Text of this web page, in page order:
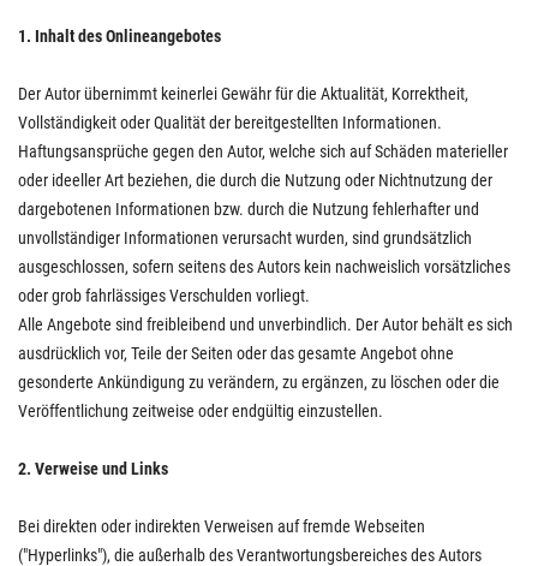
1. Inhalt des Onlineangebotes
Der Autor übernimmt keinerlei Gewähr für die Aktualität, Korrektheit,
Vollständigkeit oder Qualität der bereitgestellten Informationen.
Haftungsansprüche gegen den Autor, welche sich auf Schäden materieller
oder ideeller Art beziehen, die durch die Nutzung oder Nichtnutzung der
dargebotenen Informationen bzw. durch die Nutzung fehlerhafter und
unvollständiger Informationen verursacht wurden, sind grundsätzlich
ausgeschlossen, sofern seitens des Autors kein nachweislich vorsätzliches
oder grob fahrlässiges Verschulden vorliegt.
Alle Angebote sind freibleibend und unverbindlich. Der Autor behält es sich
ausdrücklich vor, Teile der Seiten oder das gesamte Angebot ohne
gesonderte Ankündigung zu verändern, zu ergänzen, zu löschen oder die
Veröffentlichung zeitweise oder endgültig einzustellen.
2. Verweise und Links
Bei direkten oder indirekten Verweisen auf fremde Webseiten
("Hyperlinks"), die außerhalb des Verantwortungsbereiches des Autors